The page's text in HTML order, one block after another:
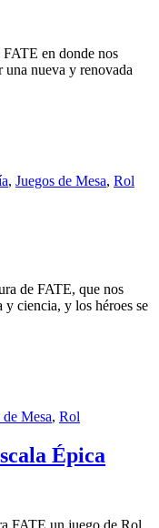
en donde nos
una nueva y renovada
, Juegos de Mesa, Rol
de FATE, que nos
y ciencia, y los héroes se
de Mesa, Rol
Épica
FATE un juego de Rol